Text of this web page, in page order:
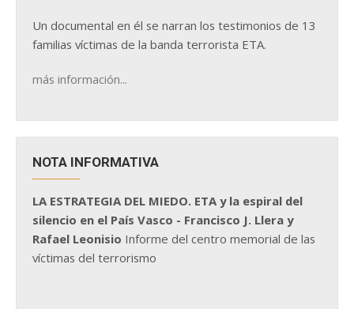
Un documental en él se narran los testimonios de 13
familias víctimas de la banda terrorista ETA.
más información...
NOTA INFORMATIVA
LA ESTRATEGIA DEL MIEDO. ETA y la espiral del
silencio en el País Vasco - Francisco J. Llera y
Rafael Leonisio Informe del centro memorial de las
víctimas del terrorismo